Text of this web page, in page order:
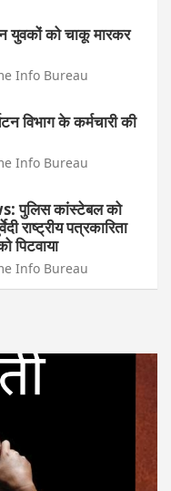
को चाकू मारकर
Info Bureau
विभाग के कर्मचारी की
Info Bureau
पुलिस कांस्टेबल को
राष्ट्रीय पत्रकारिता
पिटवाया
Info Bureau